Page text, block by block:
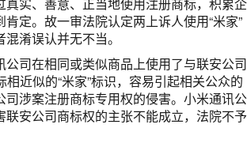
定。故一审法院认定两上诉人使用“米家”
淆误认并无不当。
公司在相同或类似商品上使用了与联安公司
相近似的“米家”标识，容易引起相关公众的
司涉案注册商标专用权的侵害。小米通讯公
联安公司商标权的主张不能成立，法院不予